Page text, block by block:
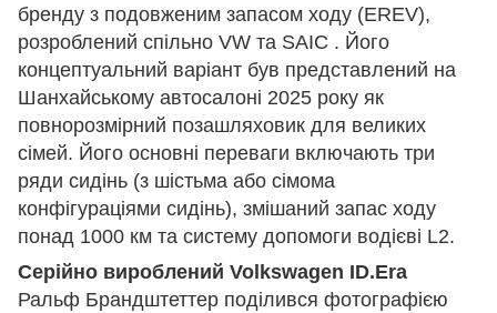
бренду з подовженим запасом ходу (EREV),
розроблений спільно VW та SAIC . Його
концептуальний варіант був представлений на
Шанхайському автосалоні 2025 року як
повнорозмірний позашляховик для великих
сімей. Його основні переваги включають три
ряди сидінь (з шістьма або сімома
конфігураціями сидінь), змішаний запас ходу
понад 1000 км та систему допомоги водієві L2.
Серійно вироблений Volkswagen ID.Era
Ральф Брандштеттер поділився фотографією